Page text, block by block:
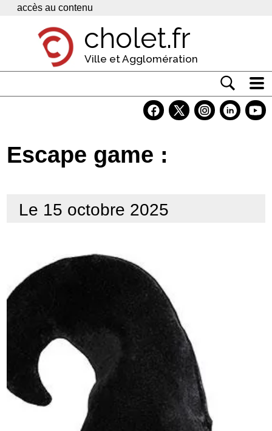
Panneau de gestion des cookies
accès au contenu
cholet.fr
Ville et Agglomération
Economie
Contacts
Escape game :
Le 15 octobre 2025